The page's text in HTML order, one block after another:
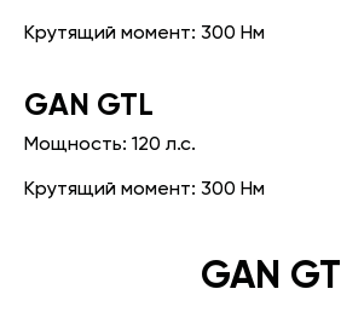
Крутящий момент: 300 Нм
GАN GTL
Мощность: 120 л.с.
Крутящий момент: 300 Нм
GAN GT